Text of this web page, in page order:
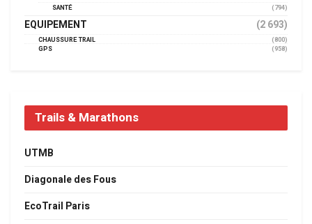
SANTÉ
(794)
EQUIPEMENT (2 693)
CHAUSSURE TRAIL
(800)
GPS
(958)
Trails & Marathons
UTMB
Diagonale des Fous
EcoTrail Paris